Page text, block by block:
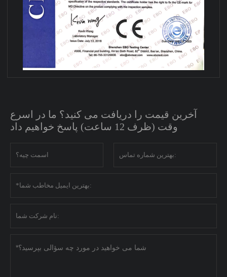
آخرین قیمت را دریافت می کنید؟ ما در اسرع
وقت (ظرف 12 ساعت) پاسخ خواهیم داد